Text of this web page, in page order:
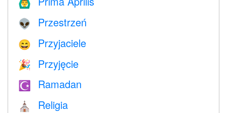
🙆‍♂️
👽 Przestrzeń
😄 Przyjaciele
🎉 Przyjęcie
☪️ Ramadan
⛪️ Religia